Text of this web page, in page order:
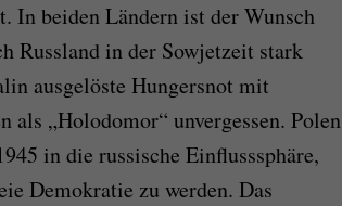
In beiden Ländern ist der Wunsch
Russland in der Sowjetzeit stark
ausgelöste Hungersnot mit
„Holodomor“ unvergessen. Polen
in die russische Einflusssphäre,
Demokratie zu werden. Das